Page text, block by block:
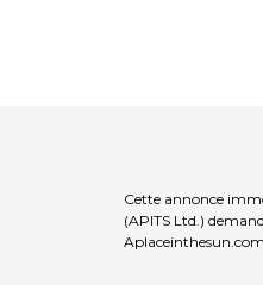
Cette annonce
(APITS Ltd.)